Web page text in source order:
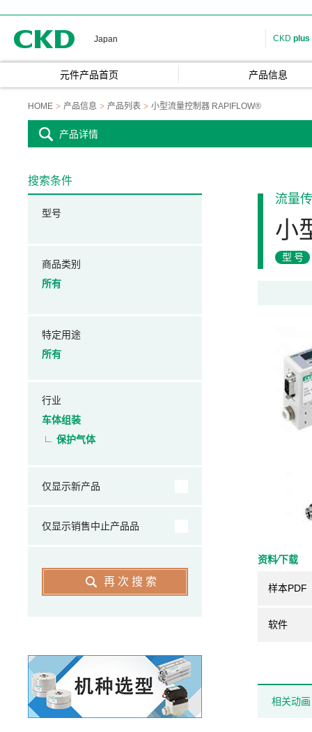
Japan CKD plus
元件产品首页 产品信息
HOME 产品信息 产品列表 小型流量控制器 RAPIFLOW®
产品详情
流量
小
型号
资料⁄下载
样本PDF
软件
相关动画
搜索条件
型号
商品类别
所有
特定用途
所有
行业
车体组装
保护气体
仅显示新产品
仅显示销售中止产品品
再次搜索